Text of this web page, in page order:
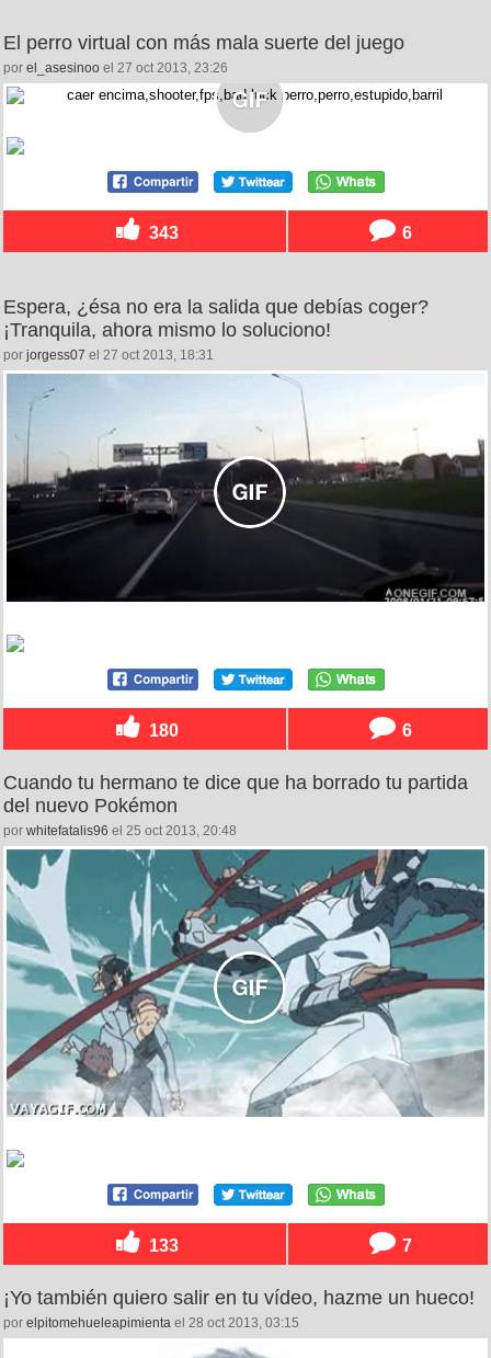
El perro virtual con más mala suerte del juego
por el_asesinoo el 27 oct 2013, 23:26
343 6
Espera, ¿ésa no era la salida que debías coger?
¡Tranquila, ahora mismo lo soluciono!
por jorgess07 el 27 oct 2013, 18:31
180 6
Cuando tu hermano te dice que ha borrado tu partida
del nuevo Pokémon
por whitefatalis96 el 25 oct 2013, 20:48
133 7
¡Yo también quiero salir en tu vídeo, hazme un hueco!
por elpitomehueleapimienta el 28 oct 2013, 03:15